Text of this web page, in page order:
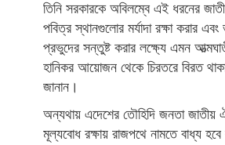
তিনি সরকারকে অবিলম্বে এই ধরনের
পবিত্র স্থানগুলোর মর্যাদা রক্ষা করার
প্রভুদের সন্তুষ্ট করার লক্ষ্যে এমন
হানিকর আয়োজন থেকে চিরতরে বিরত
জানান।
অন্যথায় এদেশের তৌহিদি জনতা জাতীয়
মূল্যবোধ রক্ষায় রাজপথে নামতে বাধ্য হবে